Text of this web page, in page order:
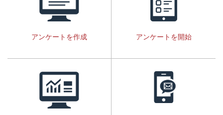
アンケートを作成 アンケートを開始